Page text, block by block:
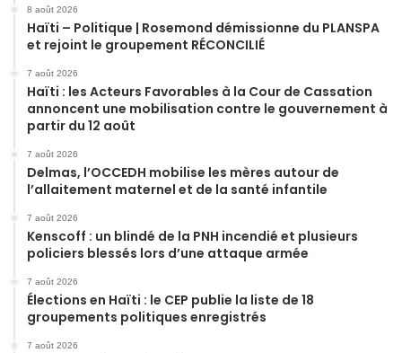
8 août 2026
Haïti – Politique | Rosemond démissionne du PLANSPA
et rejoint le groupement RÉCONCILIÉ
7 août 2026
Haïti : les Acteurs Favorables à la Cour de Cassation
annoncent une mobilisation contre le gouvernement à
partir du 12 août
7 août 2026
Delmas, l’OCCEDH mobilise les mères autour de
l’allaitement maternel et de la santé infantile
7 août 2026
Kenscoff : un blindé de la PNH incendié et plusieurs
policiers blessés lors d’une attaque armée
7 août 2026
Élections en Haïti : le CEP publie la liste de 18
groupements politiques enregistrés
7 août 2026